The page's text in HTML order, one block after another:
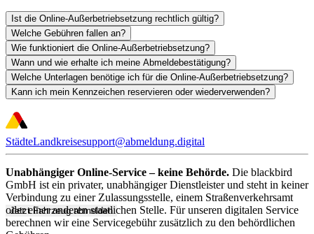
Ist die Online-Außerbetriebsetzung rechtlich gültig?
Welche Gebühren fallen an?
Wie funktioniert die Online-Außerbetriebsetzung?
Wann und wie erhalte ich meine Abmeldebestätigung?
Welche Unterlagen benötige ich für die Online-Außerbetriebsetzung?
Kann ich mein Kennzeichen reservieren oder wiederverwenden?
Jetzt Fahrzeug abmelden
StädteLandkreisesupport@abmeldung.digital
Unabhängiger Online-Service – keine Behörde. Die blackbird
GmbH ist ein privater, unabhängiger Dienstleister und steht in keiner
Verbindung zu einer Zulassungsstelle, einem Straßenverkehrsamt
oder einer anderen staatlichen Stelle. Für unseren digitalen Service
berechnen wir eine Servicegebühr zusätzlich zu den behördlichen